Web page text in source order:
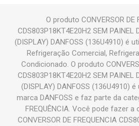
O produto CONVERSOR DE
CDS803P18KT4E20H2 SEM PAINEL
(DISPLAY) DANFOSS (136U4910) é
Refrigeração Comercial,
Condicionado. O produto
CDS803P18KT4E20H2 SEM PAINEL
(DISPLAY) DANFOSS (136U4910)
marca DANFOSS e faz parte da
FREQUÊNCIA. Você pode fazer
CONVERSOR DE FREQUENCIA